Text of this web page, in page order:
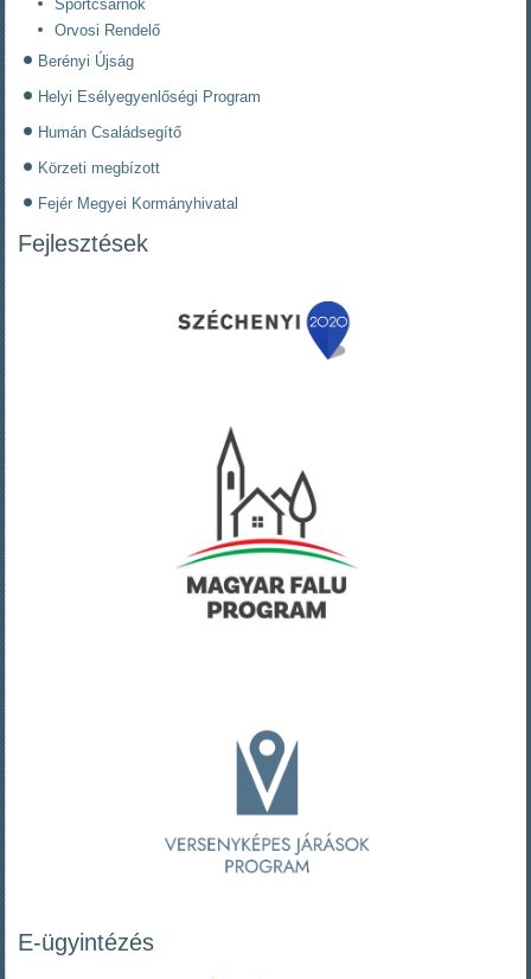
Sportcsarnok
Orvosi Rendelő
Berényi Újság
Helyi Esélyegyenlőségi Program
Humán Családsegítő
Körzeti megbízott
Fejér Megyei Kormányhivatal
Fejlesztések
E-ügyintézés